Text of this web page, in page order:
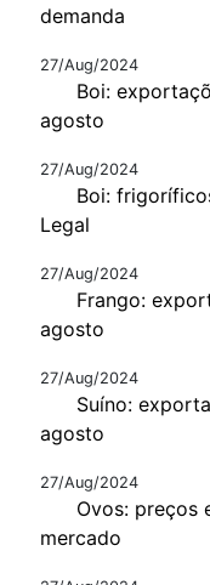
demanda
27/Aug/2024
Boi:
agosto
27/Aug/2024
Boi:
Legal
27/Aug/2024
Frango:
agosto
27/Aug/2024
Suíno:
agosto
27/Aug/2024
Ovos: preços
mercado